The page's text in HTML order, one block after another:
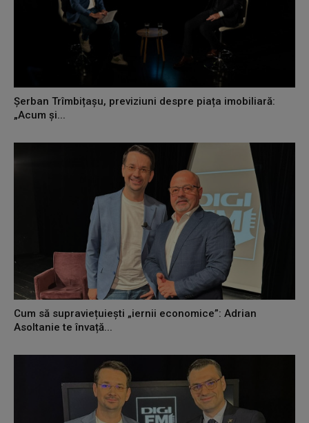
Șerban Trîmbițașu, previziuni despre piața imobiliară:
„Acum și...
Cum să supraviețuiești „iernii economice”: Adrian
Asoltanie te învață...